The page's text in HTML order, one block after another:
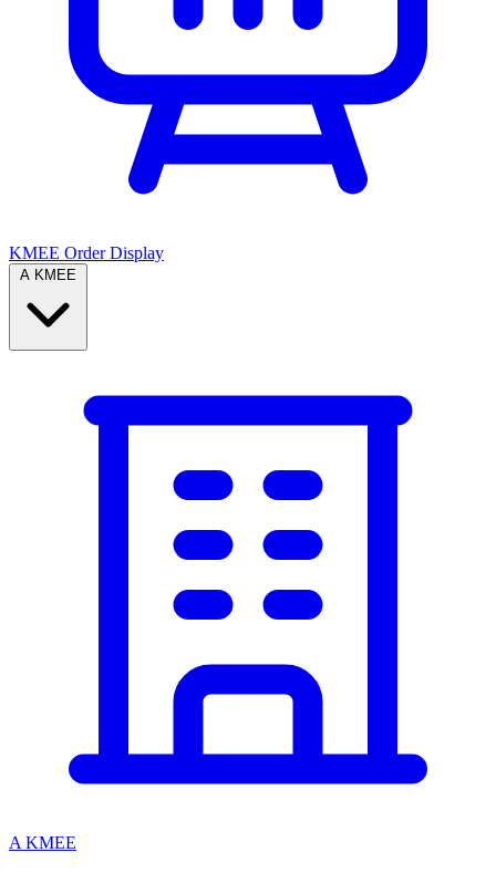
KMEE Order Display
A KMEE